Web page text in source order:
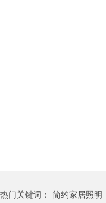
热门关键词： 简约家居照明